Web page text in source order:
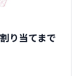
り当てまで